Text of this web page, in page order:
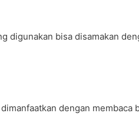
digunakan bisa disamakan
dengan